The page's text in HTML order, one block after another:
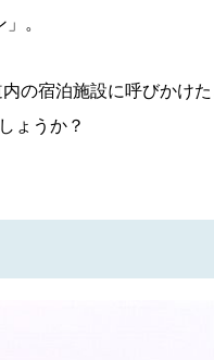
。
の宿泊施設に呼びかけ
ょうか？